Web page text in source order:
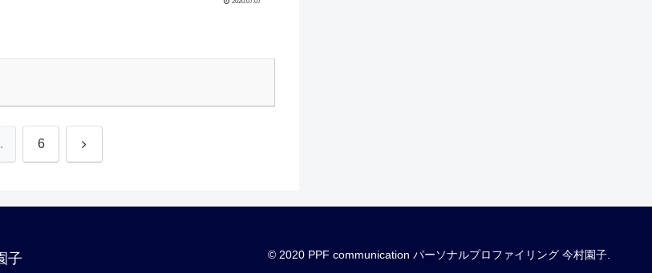
6 次
© 2020 PPF communication パーソナルプロファイリング 今村園子.